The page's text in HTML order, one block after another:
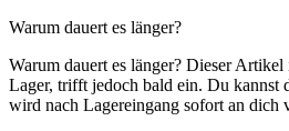
Warum dauert es länger?
Warum dauert es länger? Dieser Artikel
Lager, trifft jedoch bald ein. Du kannst
wird nach Lagereingang sofort an dich